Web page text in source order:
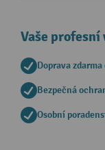
Vaše profesní
Doprava zdarma
Bezpečná
Osobní